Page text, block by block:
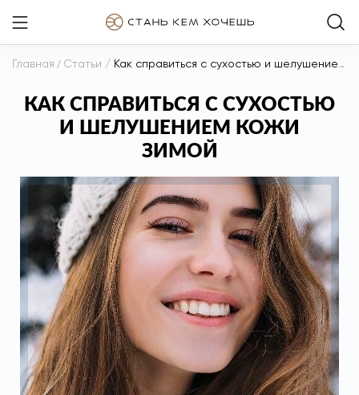
Главная / Статьи / Как справиться с сухостью и шелушением кожи зимой
КАК СПРАВИТЬСЯ С СУХОСТЬЮ
И ШЕЛУШЕНИЕМ КОЖИ
ЗИМОЙ